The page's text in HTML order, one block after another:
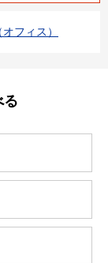
フィス）
る